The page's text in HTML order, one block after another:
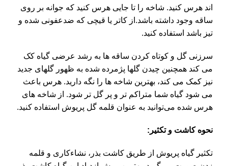
اند هرس کنید. شاخه را تا جایی هرس کنید که جوانه بر روی
ساقه وجود داشته باشد.از کاتر یا قیچی که ضدعفونی شده و
تیز باشد استفاده کنید.
سرزنی گل و کوتاه کردن ساقه ها به رشد عرضی گیاه کک
می کند همچنین چیدن گلها پژمرده شده به ظهور گلهای جدید
نیز کمک می کند، بهترین شاخه ها را نگه دارید. هرس باعث
می شود گیاه شما متراکم تر و پر گل تر شود. از شاخه های
هرس شده می‌توانید به عنوان قلمه گل پریوش استفاده کنید.
نحوه کاشت و تکثیر:
تکثیر گیاه پریوش از طریق کاشت بذر، نشاء‌کاری و قلمه